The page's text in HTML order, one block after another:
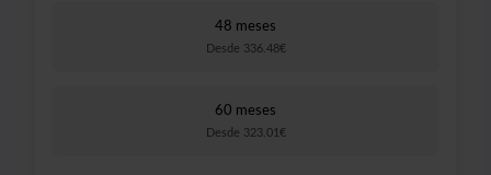
48 meses
Desde 336.48€
60 meses
Desde 323.01€